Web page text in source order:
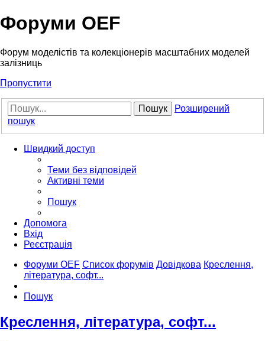
Форуми OEF
Форум моделістів та колекціонерів масштабних моделей
залізниць
Пропустити
Пошук
Розширений
пошук
Швидкий доступ
Теми без відповідей
Активні теми
Пошук
Допомога
Вхід
Реєстрація
Форуми OEF Список форумів Довідкова Креслення,
література, софт...
Пошук
Креслення, література, софт...